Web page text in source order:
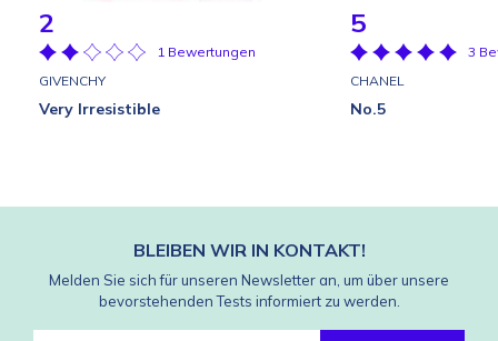
2
1 Bewertungen
GIVENCHY
Very Irresistible
5
3
CHANEL
No.5
BLEIBEN WIR IN KONTAKT!
Melden Sie sich für unseren Newsletter an, um über unsere
bevorstehenden Tests informiert zu werden.